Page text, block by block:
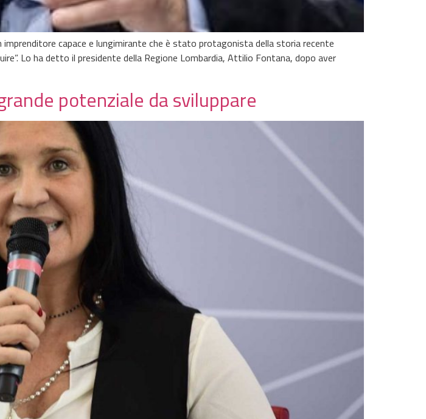
imprenditore capace e lungimirante che è stato protagonista della storia recente
Lo ha detto il presidente della Regione Lombardia, Attilio Fontana, dopo aver
potenziale da sviluppare